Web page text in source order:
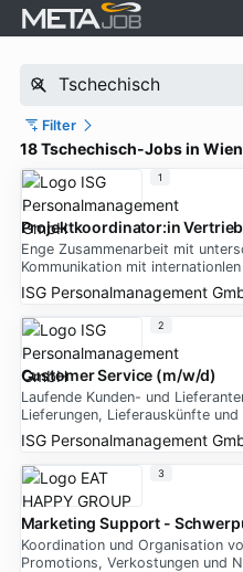
Filter
18 Tschechisch-Jobs in Wien
Projektkoordinator:in Vertrieb
Enge Zusammenarbeit mit
Kommunikation mit
ISG Personalmanagement
1
Customer Service (m/w/d)
Laufende Kunden- und
Lieferungen, Lieferauskünfte
ISG Personalmanagement
2
Marketing Support -
Koordination und Organisation
Promotions, Verkostungen und
3